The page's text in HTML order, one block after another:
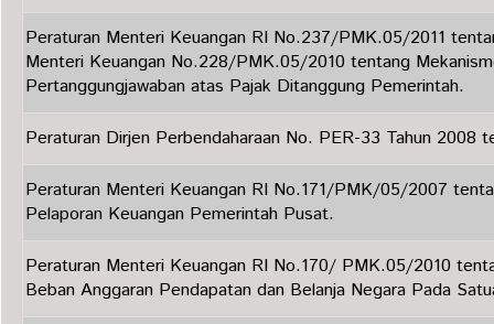
Peraturan Menteri Keuangan RI No.237/PMK.05/2011
Menteri Keuangan No.228/PMK.05/2010 tentang
Pertanggungjawaban atas Pajak Ditanggung Pemerintah.
Peraturan Dirjen Perbendaharaan No. PER-33 Tahun 2008
Peraturan Menteri Keuangan RI No.171/PMK/05/2007
Pelaporan Keuangan Pemerintah Pusat.
Peraturan Menteri Keuangan RI No.170/ PMK.05/2010
Beban Anggaran Pendapatan dan Belanja Negara Pada